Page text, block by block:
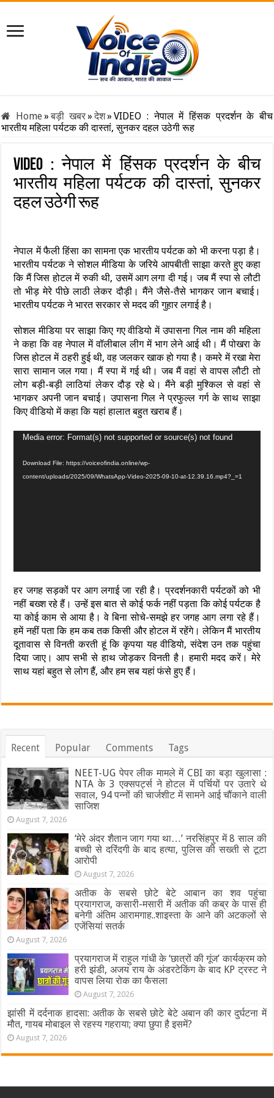
Home» बड़ी खबर» देश» VIDEO : नेपाल में हिंसक प्रदर्शन के बीच
भारतीय महिला पर्यटक की दास्तां, सुनकर दहल उठेगी रूह
VIDEO : नेपाल में हिंसक प्रदर्शन के बीच
भारतीय महिला पर्यटक की दास्तां, सुनकर
दहल उठेगी रूह
नेपाल में फैली हिंसा का सामना एक भारतीय पर्यटक को भी करना पड़ा है।
भारतीय पर्यटक ने सोशल मीडिया के जरिये आपबीती साझा करते हुए कहा
कि मैं जिस होटल में रुकी थी, उसमें आग लगा दी गई। जब मैं स्पा से लौटी
तो भीड़ मेरे पीछे लाठी लेकर दौड़ी। मैंने जैसे-तैसे भागकर जान बचाई।
भारतीय पर्यटक ने भारत सरकार से मदद की गुहार लगाई है।
सोशल मीडिया पर साझा किए गए वीडियो में उपासना गिल नाम की महिला
ने कहा कि वह नेपाल में वॉलीबाल लीग में भाग लेने आई थी। मैं पोखरा के
जिस होटल में ठहरी हुई थी, वह जलकर खाक हो गया है। कमरे में रखा मेरा
सारा सामान जल गया। मैं स्पा में गई थी। जब मैं वहां से वापस लौटी तो
लोग बड़ी-बड़ी लाठियां लेकर दौड़ रहे थे। मैंने बड़ी मुश्किल से वहां से
भागकर अपनी जान बचाई। उपासना गिल ने प्रफुल्ल गर्ग के साथ साझा
किए वीडियो में कहा कि यहां हालात बहुत खराब हैं।
Video
Media error: Format(s) not supported or source(s) not found
Download File: https://voiceofindia.online/wp-
content/uploads/2025/09/WhatsApp-Video-2025-09-10-at-12.39.16.mp4?_=1
हर जगह सड़कों पर आग लगाई जा रही है। प्रदर्शनकारी पर्यटकों को भी
नहीं बख्श रहे हैं। उन्हें इस बात से कोई फर्क नहीं पड़ता कि कोई पर्यटक है
या कोई काम से आया है। वे बिना सोचे-समझे हर जगह आग लगा रहे हैं।
हमें नहीं पता कि हम कब तक किसी और होटल में रहेंगे। लेकिन मैं भारतीय
दूतावास से विनती करती हूं कि कृपया यह वीडियो, संदेश उन तक पहुंचा
दिया जाए। आप सभी से हाथ जोड़कर विनती है। हमारी मदद करें। मेरे
साथ यहां बहुत से लोग हैं, और हम सब यहां फंसे हुए हैं।
Recent Popular Comments Tags
NEET-UG पेपर लीक मामले में CBI का बड़ा खुलासा :
NTA के 3 एक्सपर्ट्स ने होटल में पर्चियों पर उतारे थे
सवाल, 94 पन्नों की चार्जशीट में सामने आई चौंकाने वाली
साजिश
August 7, 2026
‘मेरे अंदर शैतान जाग गया था…’ नरसिंहपुर में 8 साल की
बच्ची से दरिंदगी के बाद हत्या, पुलिस की सख्ती से टूटा
आरोपी
August 7, 2026
अतीक के सबसे छोटे बेटे आबान का शव पहुंचा
प्रयागराज, कसारी-मसारी में अतीक की कब्र के पास ही
बनेगी अंतिम आरामगाह..शाइस्ता के आने की अटकलों से
एजेंसियां सतर्क
August 7, 2026
प्रयागराज में राहुल गांधी के ‘छात्रों की गूंज’ कार्यक्रम को
हरी झंडी, अजय राय के अंडरटेकिंग के बाद KP ट्रस्ट ने
वापस लिया रोक का फैसला
August 7, 2026
झांसी में दर्दनाक हादसा: अतीक के सबसे छोटे बेटे अबान की कार दुर्घटना में
मौत, गायब मोबाइल से रहस्य गहराया; क्या छुपा है इसमें?
August 7, 2026